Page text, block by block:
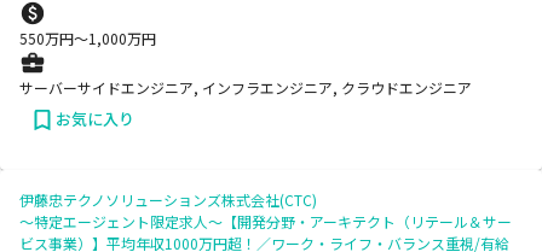
550万円〜1,000万円
サーバーサイドエンジニア, インフラエンジニア, クラウドエンジニア
お気に入り
伊藤忠テクノソリューションズ株式会社(CTC)
～特定エージェント限定求人～【開発分野・アーキテクト（リテール＆サー
ビス事業）】平均年収1000万円超！／ワーク・ライフ・バランス重視/有給